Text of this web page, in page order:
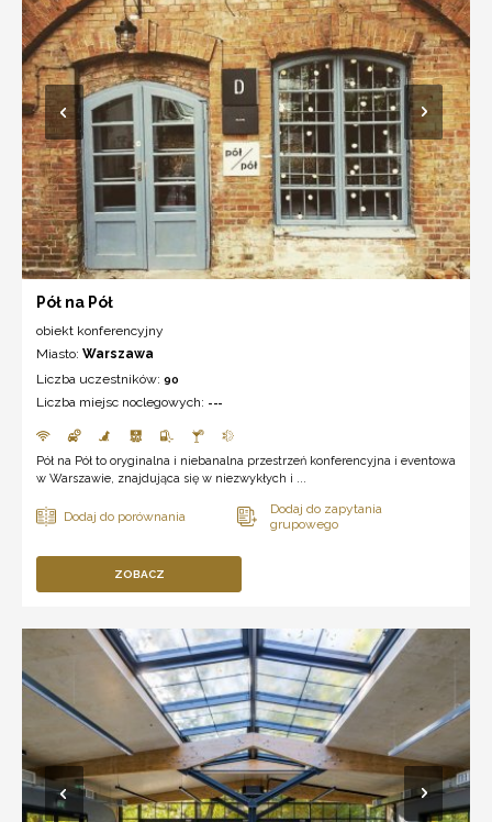
Pół na Pół
obiekt konferencyjny
Miasto: Warszawa
Liczba uczestników: 90
Liczba miejsc noclegowych: ---
Pół na Pół to oryginalna i niebanalna przestrzeń konferencyjna i eventowa
w Warszawie, znajdująca się w niezwykłych i ...
ZOBACZ